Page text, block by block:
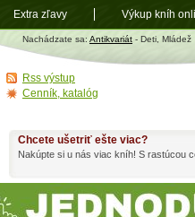
AntikvariátNachádzate sa: Antikvariát - Deti, Mládež
Chcete ušetriť ešte viac?
Nakúpte si u nás viac kníh! S rastúcou
Rss výstup
Cenník, katalóg
Extra zľavy Výkup kníh